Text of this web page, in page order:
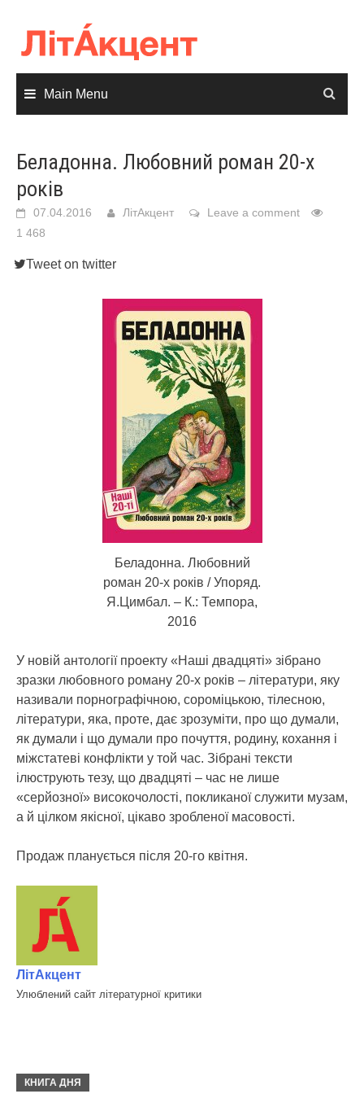
content
Main Menu
Беладонна. Любовний роман 20-х
років
07.04.2016 ЛітАкцент
Leave a comment
1 468
Tweet on twitter
Беладонна. Любовний
роман 20-х років / Упоряд.
Я.Цимбал. – К.: Темпора,
2016
У новій антології проекту «Наші двадцяті» зібрано
зразки любовного роману 20-х років – літератури, яку
називали порнографічною, сороміцькою, тілесною,
літератури, яка, проте, дає зрозуміти, про що думали,
як думали і що думали про почуття, родину, кохання і
міжстатеві конфлікти у той час. Зібрані тексти
ілюструють тезу, що двадцяті – час не лише
«серйозної» високочолості, покликаної служити музам,
а й цілком якісної, цікаво зробленої масовості.
Продаж планується після 20-го квітня.
ЛітАкцент
Улюблений сайт літературної критики
КНИГА ДНЯ